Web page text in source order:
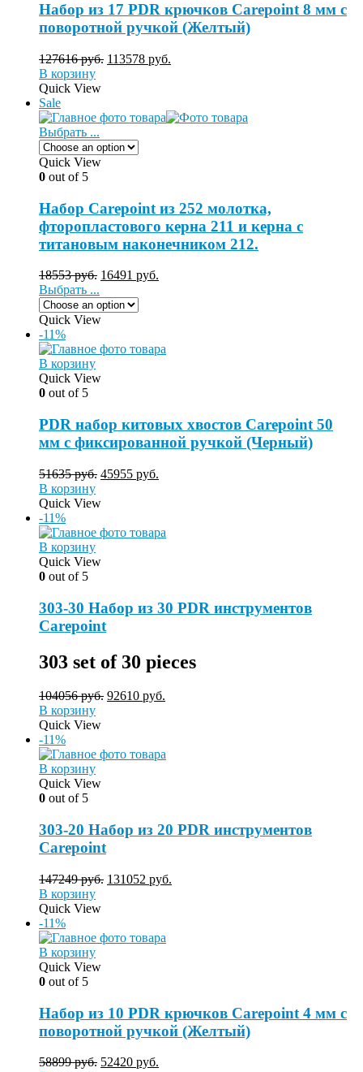
Набор из 17 PDR крючков Carepoint 8 мм с
поворотной ручкой (Желтый)
127616руб. 113578 руб.
В корзину
Quick View
Sale
Выбрать ...
Quick View
0 out of 5
Набор Carepoint из 252 молотка,
фторопластового керна 211 и керна с
титановым наконечником 212.
18553руб. 16491 руб.
Выбрать ...
Quick View
-11%
В корзину
Quick View
0 out of 5
PDR набор китовых хвостов Carepoint 50
мм с фиксированной ручкой (Черный)
51635руб. 45955 руб.
В корзину
Quick View
-11%
В корзину
Quick View
0 out of 5
303-30 Набор из 30 PDR инструментов
Carepoint
303 set of 30 pieces
104056руб. 92610 руб.
В корзину
Quick View
-11%
В корзину
Quick View
0 out of 5
303-20 Набор из 20 PDR инструментов
Carepoint
147249руб. 131052 руб.
В корзину
Quick View
-11%
В корзину
Quick View
0 out of 5
Набор из 10 PDR крючков Carepoint 4 мм с
поворотной ручкой (Желтый)
58899руб. 52420 руб.